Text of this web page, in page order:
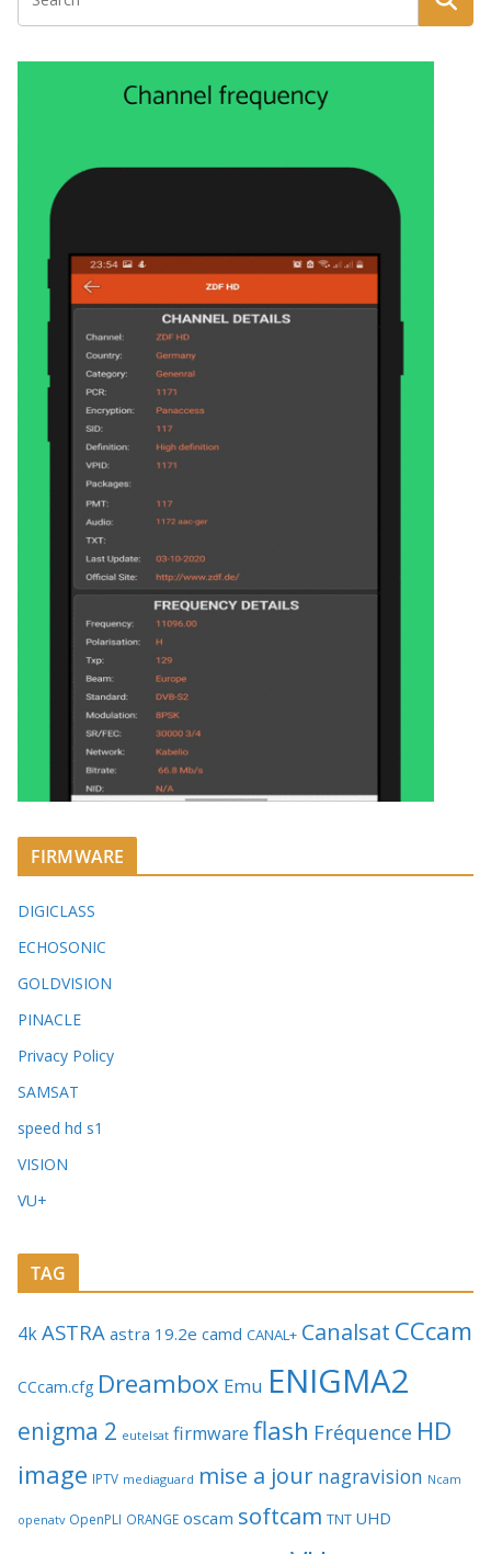
FIRMWARE
DIGICLASS
ECHOSONIC
GOLDVISION
PINACLE
Privacy Policy
SAMSAT
speed hd s1
VISION
VU+
TAG
4kASTRA astra 19.2e camd CANAL+ Canalsat CCcam
CCcam.cfg Dreambox Emu ENIGMA2
enigma 2 eutelsat firmware flash Fréquence HD
image IPTV mediaguard mise a jour nagravision Ncam
openatv OpenPLI ORANGE oscam softcam TNT UHD